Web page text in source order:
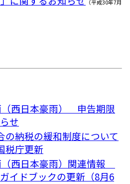
（平成30年7月
（西日本豪雨） 申告期限
せ
の納税の緩和制度について
税庁更新
西日本豪雨）関連情報
イドブックの更新（8月6